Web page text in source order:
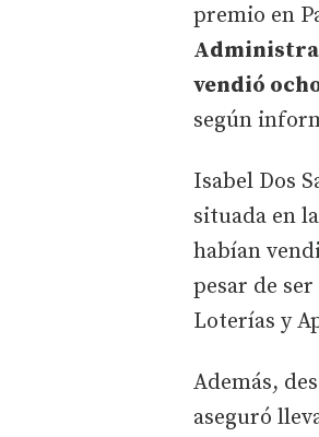
premio en
vendió
según
Isabel Dos
situada en
habían
pesar de
Loterías y
Además,
aseguró